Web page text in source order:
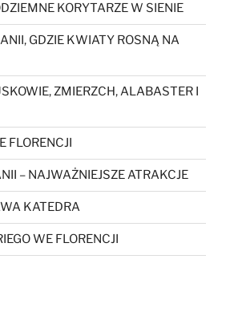
KORYTARZE W SIENIE
GDZIE KWIATY ROSNĄ NA
ZMIERZCH, ALABASTER I
FLORENCJI
– NAJWAŻNIEJSZE ATRAKCJE
KATEDRA
WE FLORENCJI